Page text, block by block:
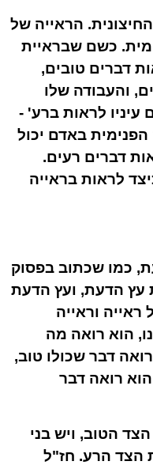
הראייה של
כשם שבראיית
דברים טובים,
והעבודה שלו
עיניו לראות ברע' -
באדם יכול
דברים רעים.
לראות בראייה
כמו שכתוב בפסוק
הדעת, ועץ הדעת
וראייה
הוא רואה מה
דבר שכולו טוב,
רואה דבר
הטוב, ויש בני
הצד הרע. חז"ל